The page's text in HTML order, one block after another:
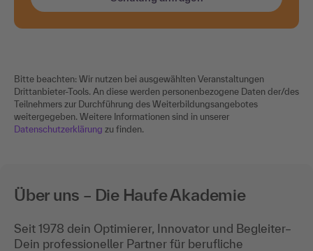
Bitte beachten: Wir nutzen bei ausgewählten Veranstaltungen
Drittanbieter-Tools. An diese werden personenbezogene Daten der/des
Teilnehmers zur Durchführung des Weiterbildungsangebotes
weitergegeben. Weitere Informationen sind in unserer
Datenschutzerklärung zu finden.
Über uns – Die Haufe Akademie
Seit 1978 dein Optimierer, Innovator und Begleiter–
Dein professioneller Partner für berufliche